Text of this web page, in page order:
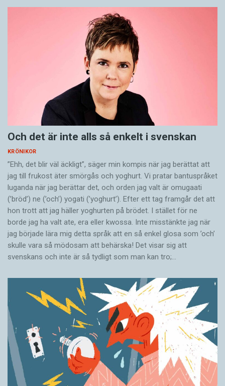
Och det är inte alls så enkelt i svenskan
KRÖNIKOR
”Ehh, det blir väl äckligt”, säger min kompis när jag berättat att
jag till frukost äter smörgås och yoghurt. Vi pratar bantuspråket
luganda när jag berättar det, och orden jag valt är omugaati
(’bröd’) ne (’och’) yogati (’yoghurt’). Efter ett tag framgår det att
hon trott att jag häller yoghurten på brödet. I stället för ne
borde jag ha valt ate, era eller kwossa. Inte misstänkte jag när
jag började lära mig detta språk att en så enkel glosa som ’och’
skulle vara så mödosam att behärska! Det visar sig att
svenskans och inte är så tydligt som man kan tro;…